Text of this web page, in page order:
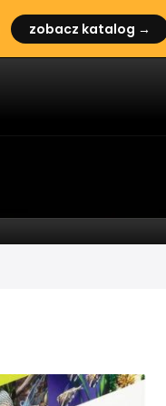
zobacz katalog →